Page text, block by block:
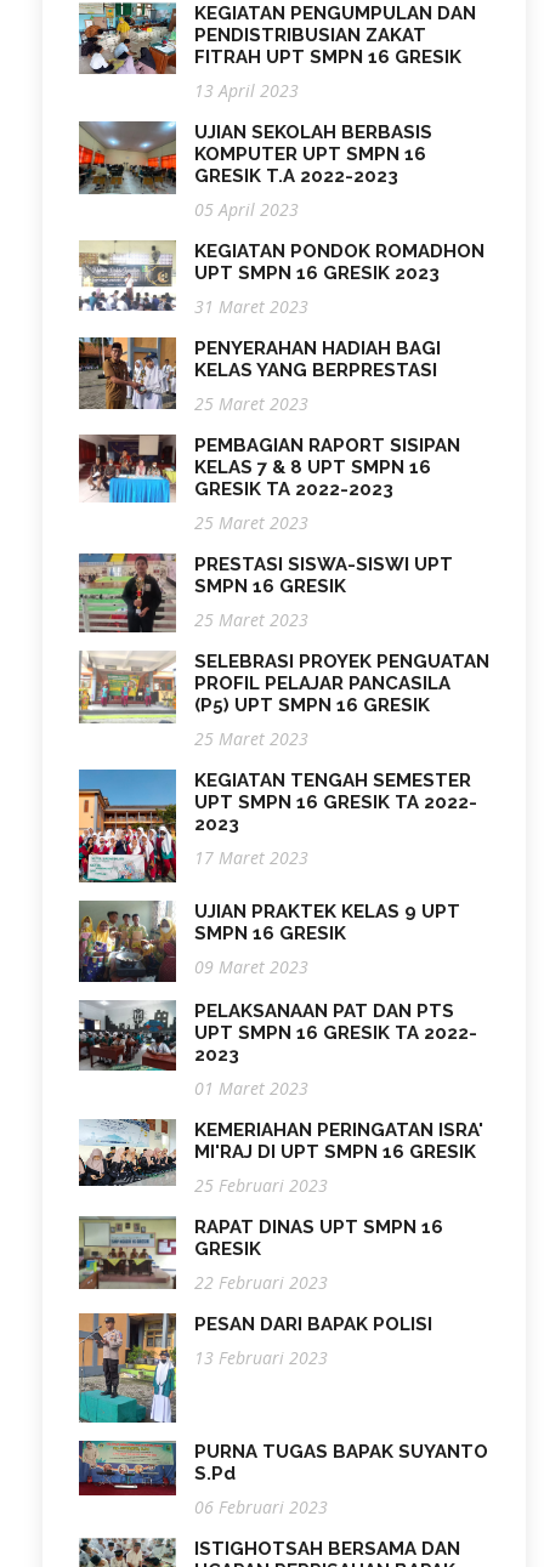
KEGIATAN PENGUMPULAN DAN
PENDISTRIBUSIAN ZAKAT
FITRAH UPT SMPN 16 GRESIK
13 April 2023
UJIAN SEKOLAH BERBASIS
KOMPUTER UPT SMPN 16
GRESIK T.A 2022-2023
05 April 2023
KEGIATAN PONDOK ROMADHON
UPT SMPN 16 GRESIK 2023
31 Maret 2023
PENYERAHAN HADIAH BAGI
KELAS YANG BERPRESTASI
25 Maret 2023
PEMBAGIAN RAPORT SISIPAN
KELAS 7 & 8 UPT SMPN 16
GRESIK TA 2022-2023
25 Maret 2023
PRESTASI SISWA-SISWI UPT
SMPN 16 GRESIK
25 Maret 2023
SELEBRASI PROYEK PENGUATAN
PROFIL PELAJAR PANCASILA
(P5) UPT SMPN 16 GRESIK
25 Maret 2023
KEGIATAN TENGAH SEMESTER
UPT SMPN 16 GRESIK TA 2022-
2023
17 Maret 2023
UJIAN PRAKTEK KELAS 9 UPT
SMPN 16 GRESIK
09 Maret 2023
PELAKSANAAN PAT DAN PTS
UPT SMPN 16 GRESIK TA 2022-
2023
01 Maret 2023
KEMERIAHAN PERINGATAN ISRA'
MI'RAJ DI UPT SMPN 16 GRESIK
25 Februari 2023
RAPAT DINAS UPT SMPN 16
GRESIK
22 Februari 2023
PESAN DARI BAPAK POLISI
13 Februari 2023
PURNA TUGAS BAPAK SUYANTO
S.Pd
06 Februari 2023
ISTIGHOTSAH BERSAMA DAN